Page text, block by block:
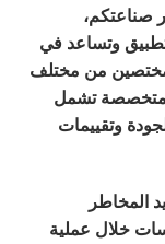
صناعتكم،
وتساعد في
مختصين من مختلف
متخصصة تشمل
وتقييمات
المخاطر
خلال عملية